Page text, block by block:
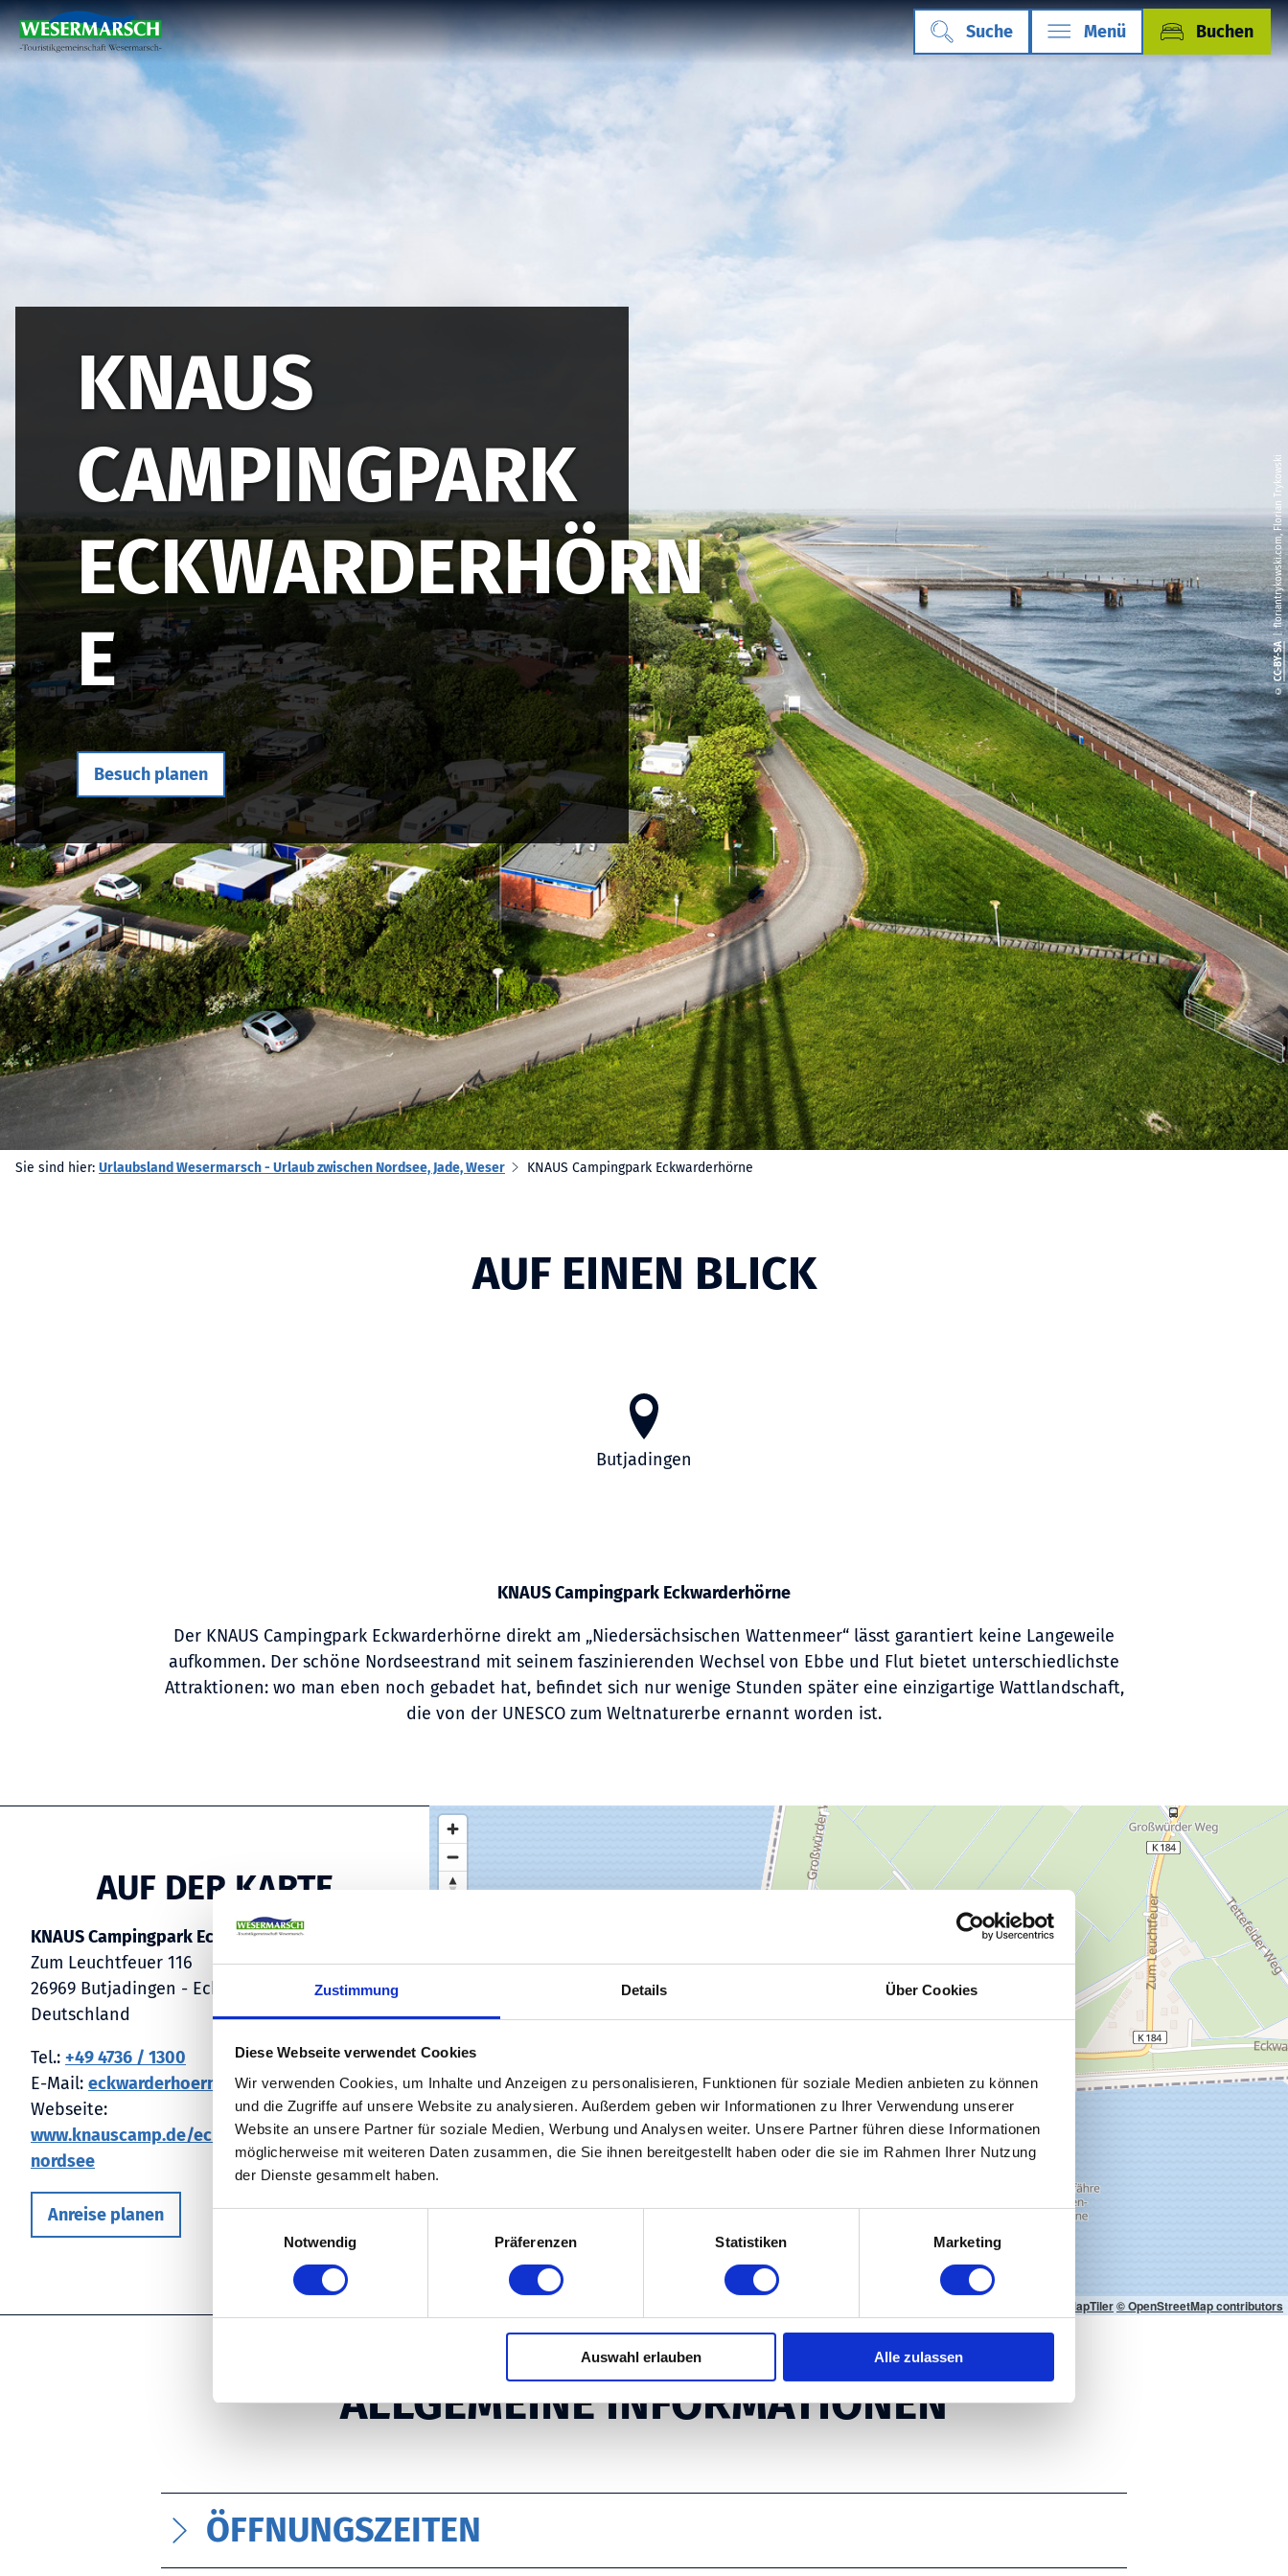
Zustimmung Details Über Cookies
Diese Webseite verwendet Cookies
Wir verwenden Cookies, um Inhalte und Anzeigen zu personalisieren, Funktionen für soziale Medien anbieten zu können
und die Zugriffe auf unsere Website zu analysieren. Außerdem geben wir Informationen zu Ihrer Verwendung unserer
Website an unsere Partner für soziale Medien, Werbung und Analysen weiter. Unsere Partner führen diese Informationen
möglicherweise mit weiteren Daten zusammen, die Sie ihnen bereitgestellt haben oder die sie im Rahmen Ihrer Nutzung
der Dienste gesammelt haben.
i
g
s
a
u
s
Notwendig Präferenzen Statistiken Marketing
Auswahl erlauben Alle zulassen
Suche Menü Buchen
©
CC-BY-SA
| floriantrykowski.com, Florian Trykowski
KNAUS
CAMPINGPARK
ECKWARDERHÖRN
E
Besuch planen
Sie sind hier: Urlaubsland Wesermarsch - Urlaub zwischen Nordsee, Jade, Weser KNAUS Campingpark Eckwarderhörne
AUF EINEN BLICK
Butjadingen
KNAUS Campingpark Eckwarderhörne
Der KNAUS Campingpark Eckwarderhörne direkt am „Niedersächsischen Wattenmeer“ lässt garantiert keine Langeweile
aufkommen. Der schöne Nordseestrand mit seinem faszinierenden Wechsel von Ebbe und Flut bietet unterschiedlichste
Attraktionen: wo man eben noch gebadet hat, befindet sich nur wenige Stunden später eine einzigartige Wattlandschaft,
die von der UNESCO zum Weltnaturerbe ernannt worden ist.
AUF DER KARTE
KNAUS Campingpark Eckwarderhörne
Zum Leuchtfeuer 116
26969 Butjadingen - Eckwarderhörne
Deutschland
Tel.: +49 4736 / 1300
E-Mail: eckwarderhoerne@knauscamping.de
Webseite:
www.knauscamp.de/eckwarderhoerne-
nordsee
Anreise planen
© MapTiler© OpenStreetMap contributors
ALLGEMEINE INFORMATIONEN
ÖFFNUNGSZEITEN